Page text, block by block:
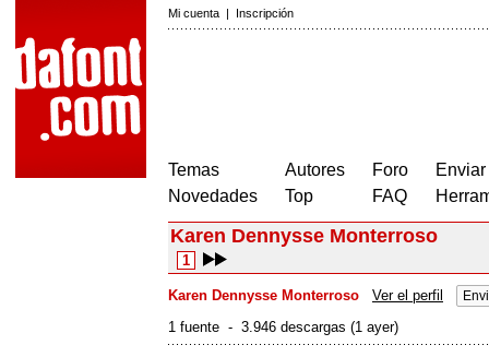
Mi cuenta | Inscripción
Temas
Novedades
Autores
Top
Foro
FAQ
Karen Dennysse Monterroso
1
Karen Dennysse Monterroso Ver el perfil
1 fuente - 3.946 descargas (1 ayer)